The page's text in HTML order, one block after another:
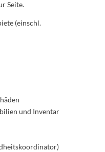
Seite.
(einschl.
und Inventar